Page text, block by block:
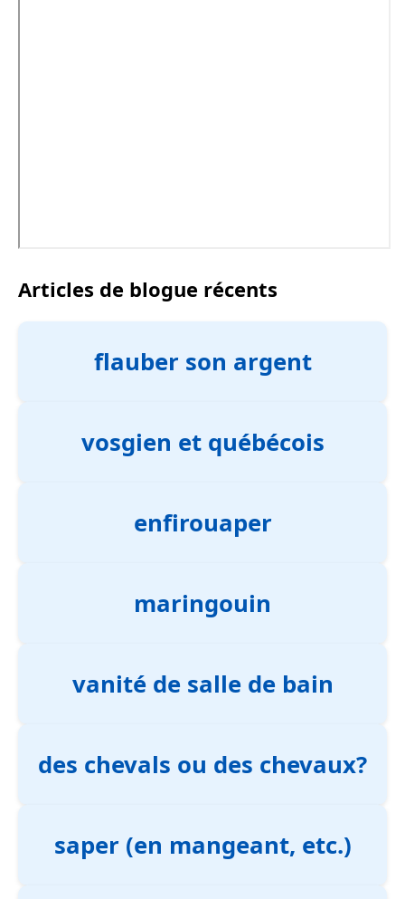
Articles de blogue récents
flauber son argent
vosgien et québécois
enfirouaper
maringouin
vanité de salle de bain
des chevals ou des chevaux?
saper (en mangeant, etc.)